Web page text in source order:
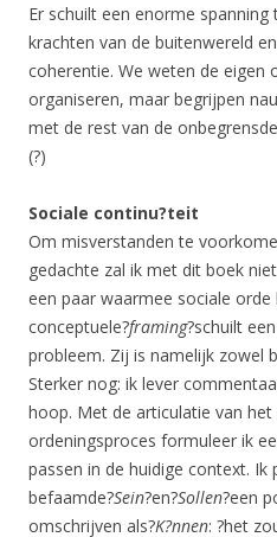
Er schuilt een enorme
krachten van de buitenwereld
coherentie. We weten de eigen
organiseren, maar begrijpen
met de rest van de
(?)
Sociale continu?teit
Om misverstanden te
gedachte zal ik met dit boek
een paar waarmee sociale
conceptuele?framing?schuilt
probleem. Zij is namelijk zowel
Sterker nog: ik lever
hoop. Met de articulatie van het
ordeningsproces formuleer ik
passen in de huidige context. Ik
befaamde?Sein?en?Sollen?een
omschrijven als?K?nnen: ?het